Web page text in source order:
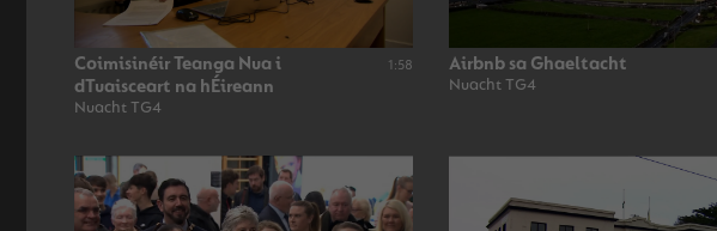
Coimisinéir Teanga Nua i
dTuaisceart na hÉireann
Nuacht TG4
1:58 Airbnb sa Ghaeltacht
Nuacht TG4